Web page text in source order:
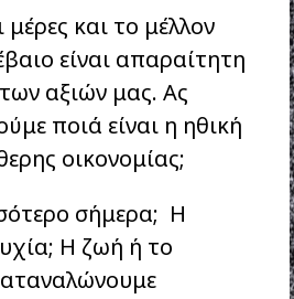
και το μέλλον
είναι απαραίτητη
αξιών μας. Ας
ποιά είναι η ηθική
οικονομίας;
σήμερα; Η
Η ζωή ή το